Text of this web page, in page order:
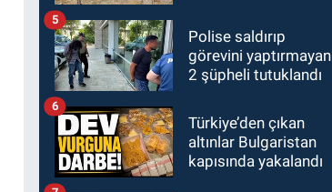
Polise saldırıp
görevini yaptırmayan
2 şüpheli tutuklandı
5
Türkiye’den çıkan
altınlar Bulgaristan
kapısında yakalandı
6